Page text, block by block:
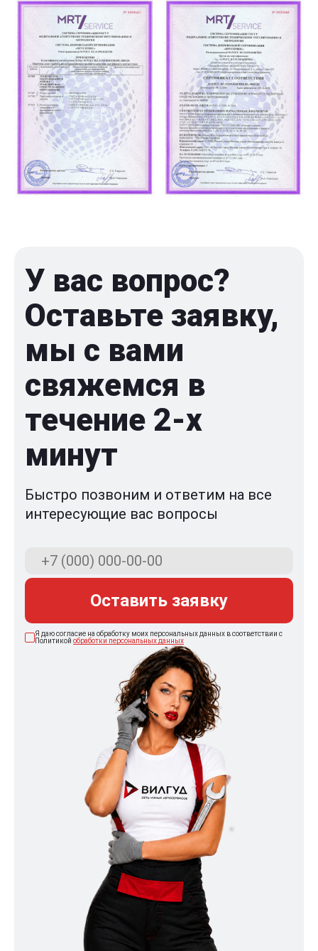
У вас вопрос?
Оставьте заявку,
мы с вами
свяжемся в
течение 2-x
минут
Быстро позвоним и ответим на все
интересующие вас вопросы
Оставить заявку
Я даю согласие на обработку моих персональных данных в соответствии с
Политикой обработки персональных данных